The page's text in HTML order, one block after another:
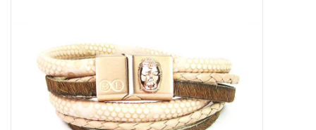
Haaraccesoires
Zonnebrillen